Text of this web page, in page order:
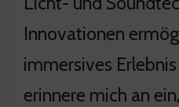
Innovationen
immersives
erinnere mich an